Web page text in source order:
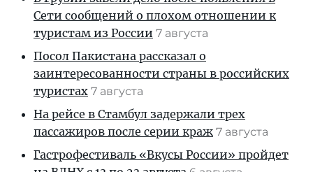
Сети сообщений о плохом отношении к
туристам из России 7 августа
Посол Пакистана рассказал о
заинтересованности страны в российских
туристах 7 августа
На рейсе в Стамбул задержали трех
пассажиров после серии краж 7 августа
Гастрофестиваль «Вкусы России» пройдет